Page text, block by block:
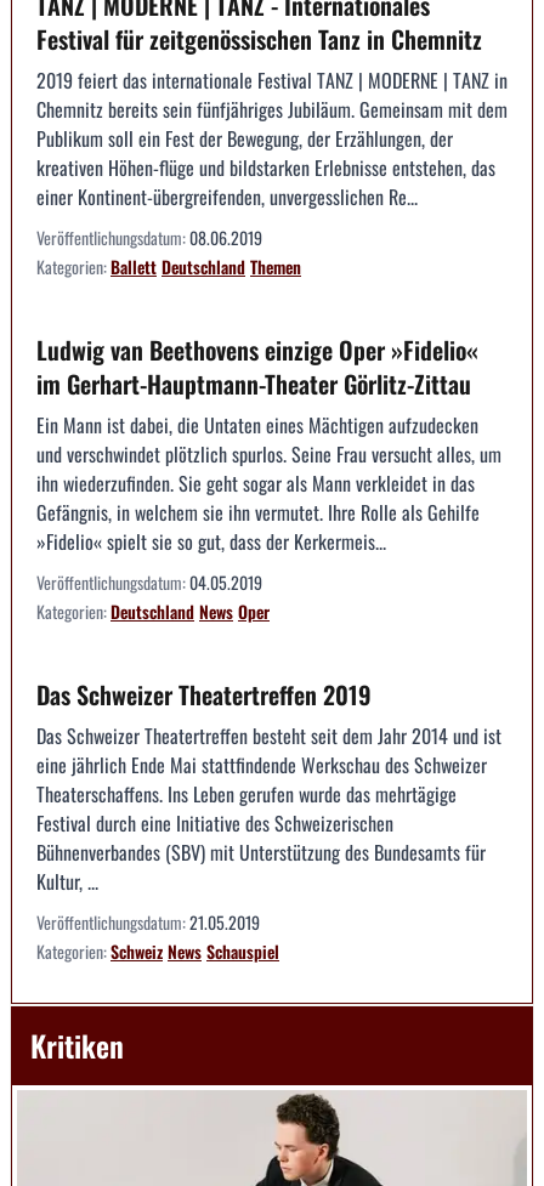
Festival für zeitgenössischen Tanz in Chemnitz
2019 feiert das internationale Festival TANZ | MODERNE | TANZ in
Chemnitz bereits sein fünfjähriges Jubiläum. Gemeinsam mit dem
Publikum soll ein Fest der Bewegung, der Erzählungen, der
kreativen Höhen-flüge und bildstarken Erlebnisse entstehen, das
einer Kontinent-übergreifenden, unvergesslichen Re...
Veröffentlichungsdatum:08.06.2019
Kategorien:BallettDeutschlandThemen
Ludwig van Beethovens einzige Oper »Fidelio«
im Gerhart-Hauptmann-Theater Görlitz-Zittau
Ein Mann ist dabei, die Untaten eines Mächtigen aufzudecken
und verschwindet plötzlich spurlos. Seine Frau versucht alles, um
ihn wiederzufinden. Sie geht sogar als Mann verkleidet in das
Gefängnis, in welchem sie ihn vermutet. Ihre Rolle als Gehilfe
»Fidelio« spielt sie so gut, dass der Kerkermeis...
Veröffentlichungsdatum:04.05.2019
Kategorien:DeutschlandNewsOper
Das Schweizer Theatertreffen 2019
Das Schweizer Theatertreffen besteht seit dem Jahr 2014 und ist
eine jährlich Ende Mai stattfindende Werkschau des Schweizer
Theaterschaffens. Ins Leben gerufen wurde das mehrtägige
Festival durch eine Initiative des Schweizerischen
Bühnenverbandes (SBV) mit Unterstützung des Bundesamts für
Kultur, ...
Veröffentlichungsdatum:21.05.2019
Kategorien:SchweizNewsSchauspiel
Kritiken